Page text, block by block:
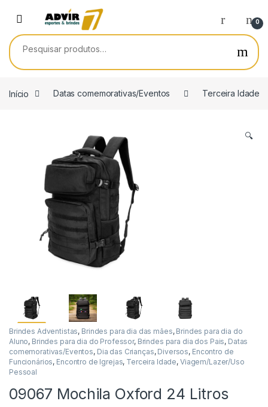
0
Pesquisar por:
Início Datas comemorativas/Eventos Terceira Idade
🔍
Brindes Adventistas, Brindes para dia das mães, Brindes para dia do
Aluno, Brindes para dia do Professor, Brindes para dia dos Pais, Datas
comemorativas/Eventos, Dia das Crianças, Diversos, Encontro de
Funcionários, Encontro de Igrejas, Terceira Idade, Viagem/Lazer/Uso
Pessoal
09067 Mochila Oxford 24 Litros